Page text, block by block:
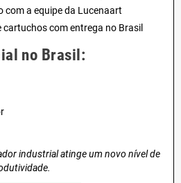
com a equipe da Lucenaart
cartuchos com entrega no Brasil
no Brasil:
industrial atinge um novo nível de